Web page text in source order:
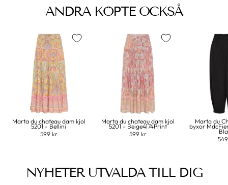
ANDRA KÖPTE OCKSÅ
Marta du chateau dam kjol
5201 - Bellini
599 kr
Marta du chateau dam kjol
5201 - Beige4174Print
599 kr
Marta du
byxor
NYHETER UTVALDA TILL DIG